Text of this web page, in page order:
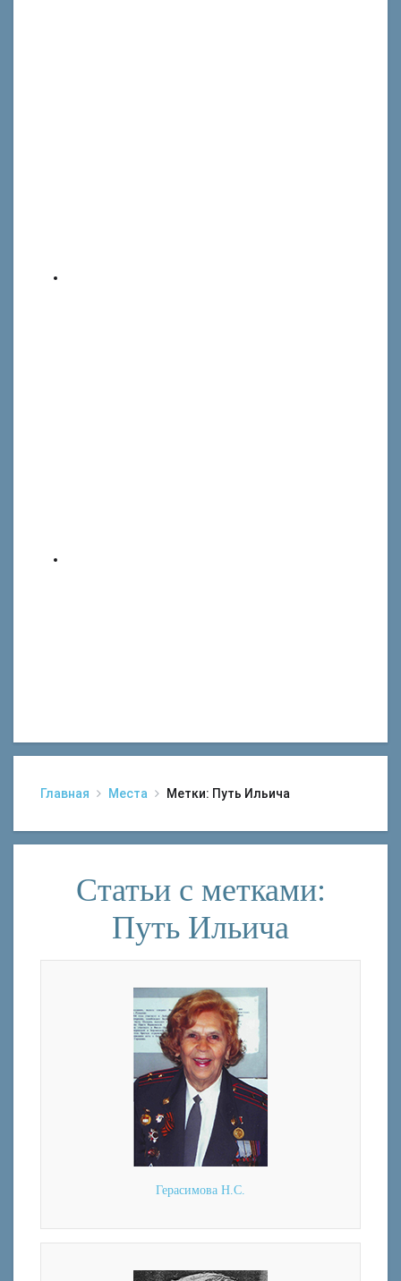
Главная Места Метки: Путь Ильича
Статьи с метками:
Путь Ильича
Герасимова Н.С.